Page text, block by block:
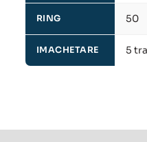
RING 50
IMACHETARE 5